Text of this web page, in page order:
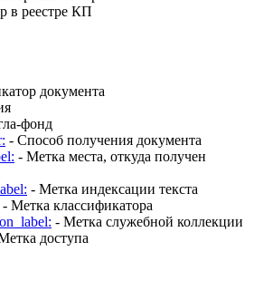
в реестре КП
документа
фонд
- Способ получения документа
- Метка места, откуда получен
- Метка индексации текста
- Метка классификатора
- Метка служебной коллекции
доступа